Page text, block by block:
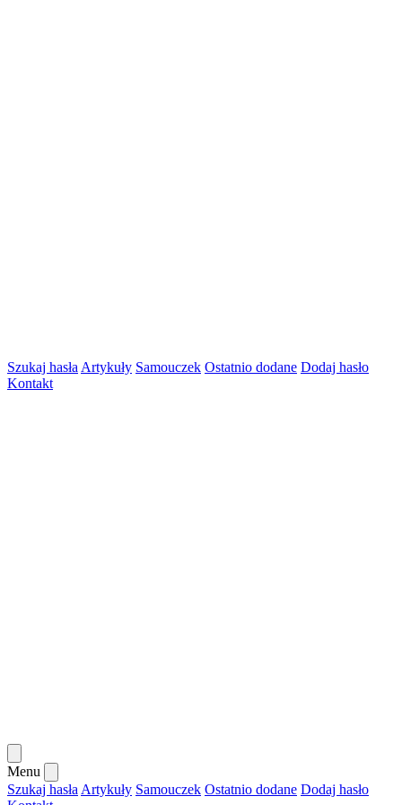
Szukaj hasła Artykuły Samouczek Ostatnio dodane Dodaj hasło
Kontakt
Menu
Szukaj hasła Artykuły Samouczek Ostatnio dodane Dodaj hasło